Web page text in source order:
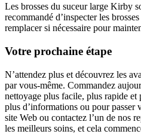
Les brosses du suceur large Kirby
recommandé d’inspecter les
remplacer si nécessaire pour
Votre prochaine étape
N’attendez plus et découvrez les
par vous-même. Commandez
nettoyage plus facile, plus rapide
plus d’informations ou pour passer
site Web ou contactez l’un de nos
les meilleurs soins, et cela